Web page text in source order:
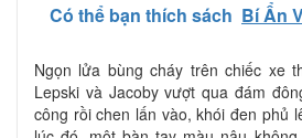
Có thể bạn thích sách Bí Ẩn
Ngọn lửa bùng cháy trên chiếc xe
Lepski và Jacoby vượt qua đám
công rồi chen lấn vào, khói đen phủ